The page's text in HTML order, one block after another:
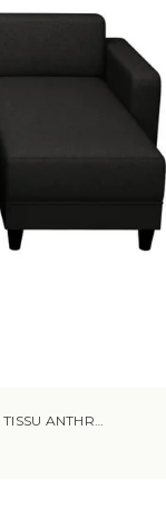
CANAPÉ D'ANGLE FIXE 3 PLACES BOB - TISSU ANTHRACITE - BANC - L 197 X P 138 X H 65 CM